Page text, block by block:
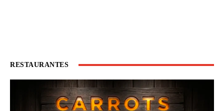
RESTAURANTES